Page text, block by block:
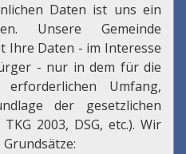
Daten ist uns ein
Unsere Gemeinde
Ihre Daten - im Interesse
- nur in dem für die
Umfang,
der gesetzlichen
2003, DSG, etc.). Wir